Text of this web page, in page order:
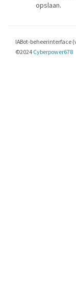
opslaan.
IABot-beheerinterface
©2024 Cyberpower678